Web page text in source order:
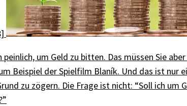
peinlich, um Geld zu bitten. Das müssen Sie
Beispiel der Spielfilm Blaník. Und das ist nur
zu zögern. Die Frage ist nicht: “Soll ich